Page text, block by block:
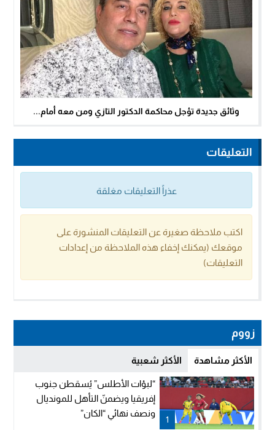
وثائق جديدة تؤجل محاكمة الدكتور التازي ومن معه أمام...
التعليقات
عذراً التعليقات مغلقة
اكتب ملاحظة صغيرة عن التعليقات المنشورة على
موقعك (يمكنك إخفاء هذه الملاحظة من إعدادات
التعليقات)
زووم
الأكثر مشاهدة الأكثر شعبية
1
“لبؤات الأطلس” يُسقطن جنوب
إفريقيا ويضمنّ التأهل للمونديال
ونصف نهائي “الكان”